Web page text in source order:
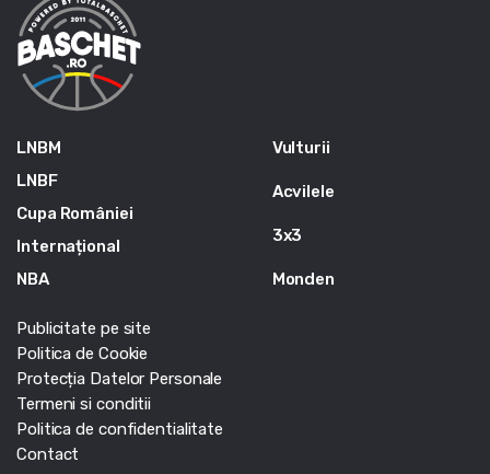
LNBM
LNBF
Cupa României
Internațional
NBA
Vulturii
Acvilele
3x3
Monden
Publicitate pe site
Politica de Cookie
Protecția Datelor Personale
Termeni si conditii
Politica de confidentialitate
Contact